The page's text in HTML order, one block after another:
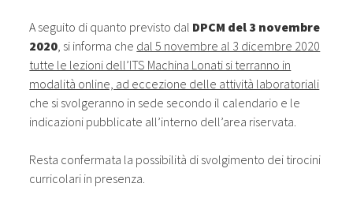
A seguito di quanto previsto dal DPCM del 3 novembre
2020, si informa che dal 5 novembre al 3 dicembre 2020
tutte le lezioni dell’ITS Machina Lonati si terranno in
modalità online, ad eccezione delle attività laboratoriali
che si svolgeranno in sede secondo il calendario e le
indicazioni pubblicate all’interno dell’area riservata.
Resta confermata la possibilità di svolgimento dei tirocini
curricolari in presenza.